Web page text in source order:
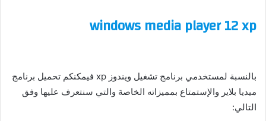
windows media player 12 xp
بالنسبة لمستخدمي برنامج تشغيل ويندوز xp فيمكنكم تحميل برنامج
ميديا بلاير والإستمتاع بمميزاته الخاصة والتي سنتعرف عليها وفق
التالي: